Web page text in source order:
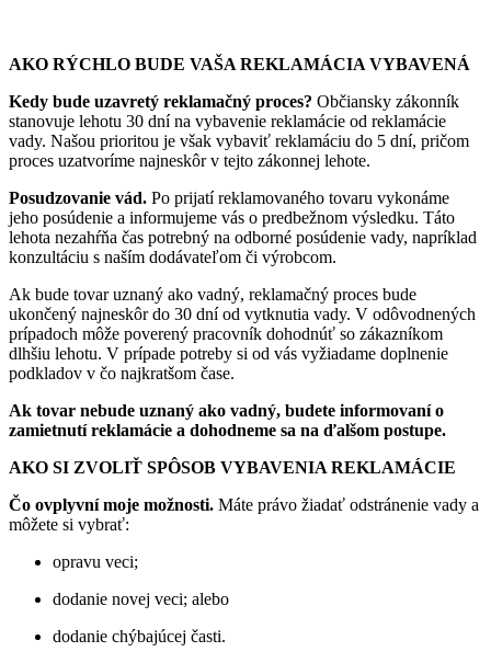
AKO RÝCHLO BUDE VAŠA REKLAMÁCIA VYBAVENÁ
Kedy bude uzavretý reklamačný proces? Občiansky zákonník
stanovuje lehotu 30 dní na vybavenie reklamácie od reklamácie
vady. Našou prioritou je však vybaviť reklamáciu do 5 dní, pričom
proces uzatvoríme najneskôr v tejto zákonnej lehote.
Posudzovanie vád. Po prijatí reklamovaného tovaru vykonáme
jeho posúdenie a informujeme vás o predbežnom výsledku. Táto
lehota nezahŕňa čas potrebný na odborné posúdenie vady, napríklad
konzultáciu s naším dodávateľom či výrobcom.
Ak bude tovar uznaný ako vadný, reklamačný proces bude
ukončený najneskôr do 30 dní od vytknutia vady. V odôvodnených
prípadoch môže poverený pracovník dohodnúť so zákazníkom
dlhšiu lehotu. V prípade potreby si od vás vyžiadame doplnenie
podkladov v čo najkratšom čase.
Ak tovar nebude uznaný ako vadný, budete informovaní o
zamietnutí reklamácie a dohodneme sa na ďalšom postupe.
AKO SI ZVOLIŤ SPÔSOB VYBAVENIA REKLAMÁCIE
Čo ovplyvní moje možnosti. Máte právo žiadať odstránenie vady a
môžete si vybrať:
opravu veci;
dodanie novej veci; alebo
dodanie chýbajúcej časti.